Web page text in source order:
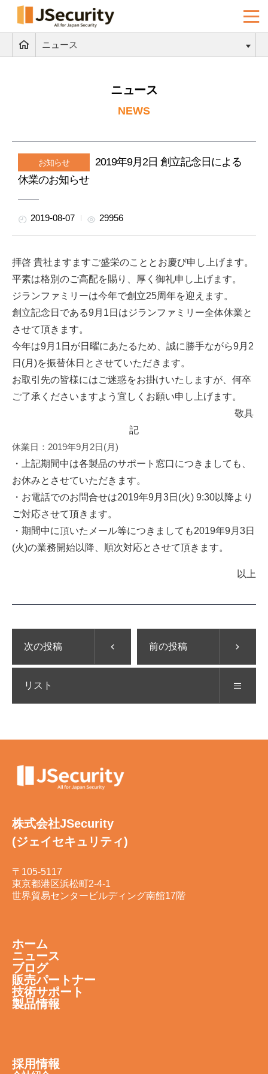
ニュース
ニュース
NEWS
お知らせ
2019年9月2日 創立記念日による
休業のお知らせ
2019-08-07 29956
拝啓 貴社ますますご盛栄のこととお慶び申し上げます。
平素は格別のご高配を賜り、厚く御礼申し上げます。
ジランファミリーは今年で創立25周年を迎えます。
創立記念日である9月1日はジランファミリー全体休業と
させて頂きます。
今年は9月1日が日曜にあたるため、誠に勝手ながら9月2
日(月)を振替休日とさせていただきます。
お取引先の皆様にはご迷惑をお掛けいたしますが、何卒
ご了承くださいますよう宜しくお願い申し上げます。
敬具
記
休業日：2019年9月2日(月)
・上記期間中は各製品のサポート窓口につきましても、
お休みとさせていただきます。
・お電話でのお問合せは2019年9月3日(火) 9:30以降より
ご対応させて頂きます。
・期間中に頂いたメール等につきましても2019年9月3日
(火)の業務開始以降、順次対応とさせて頂きます。
以上
次の投稿 前の投稿
リスト
株式会社JSecurity
(ジェイセキュリティ)
〒105-5117
東京都港区浜松町2-4-1
世界貿易センタービルディング南館17階
ホーム
ニュース
ブログ
販売パートナー
技術サポート
製品情報
採用情報